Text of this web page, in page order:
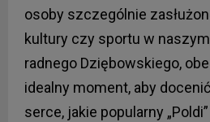
osoby szczególnie
kultury czy sportu w
radnego Dziębowskiego,
idealny moment, aby
serce, jakie popularny